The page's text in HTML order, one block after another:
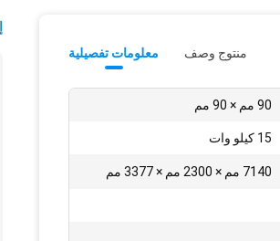
معلومات تفصيلية منتوج وصف
90 مم × 90 مم
15 كيلو وات
7140 مم × 2300 مم × 3377 مم